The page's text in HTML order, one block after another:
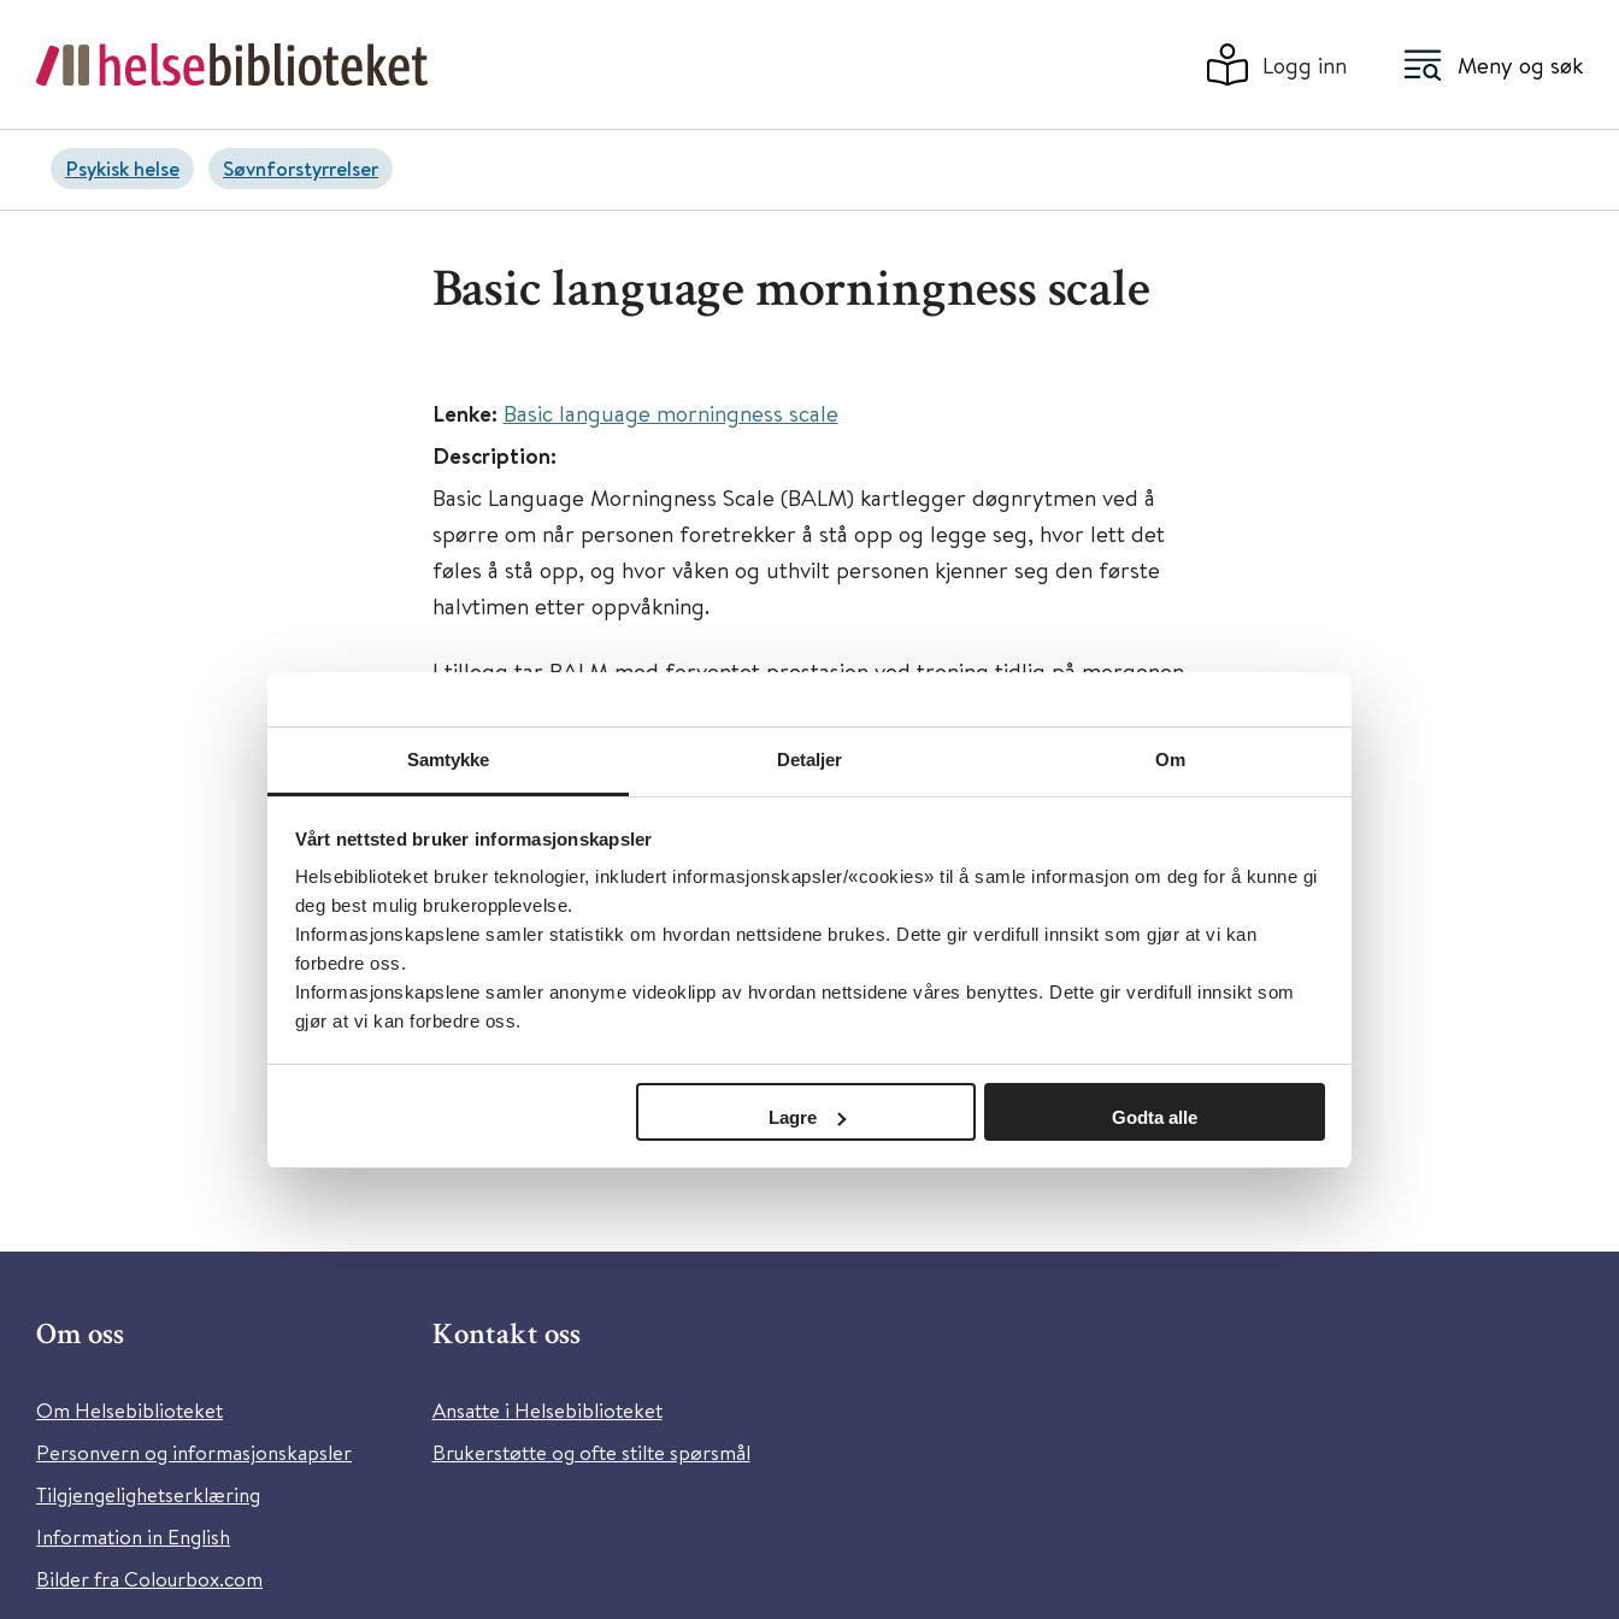
Samtykke Detaljer Om
Vårt nettsted bruker informasjonskapsler
Helsebiblioteket bruker teknologier, inkludert informasjonskapsler/«cookies» til å samle informasjon om deg for å kunne gi
deg best mulig brukeropplevelse.
Informasjonskapslene samler statistikk om hvordan nettsidene brukes. Dette gir verdifull innsikt som gjør at vi kan
forbedre oss.
Informasjonskapslene samler anonyme videoklipp av hvordan nettsidene våres benyttes. Dette gir verdifull innsikt som
gjør at vi kan forbedre oss.
Lagre Godta alle
Logg inn Meny og søk
Psykisk helse Søvnforstyrrelser
Basic language morningness scale
Lenke: Basic language morningness scale
Description:
Basic Language Morningness Scale (BALM) kartlegger døgnrytmen ved å
spørre om når personen foretrekker å stå opp og legge seg, hvor lett det
føles å stå opp, og hvor våken og uthvilt personen kjenner seg den første
halvtimen etter oppvåkning.
I tillegg tar BALM med forventet prestasjon ved trening tidlig på morgenen
kveldsmenneske). Summen av poeng plasserer personen fra "kveldstype"
Tema:Psykisk helse, Søvnforstyrrelser
Emner:Døgnrytme
Utgiver:Helse Bergen
Om oss
Om Helsebiblioteket
Personvern og informasjonskapsler
Tilgjengelighetserklæring
Information in English
Bilder fra Colourbox.com
Kontakt oss
Ansatte i Helsebiblioteket
Brukerstøtte og ofte stilte spørsmål